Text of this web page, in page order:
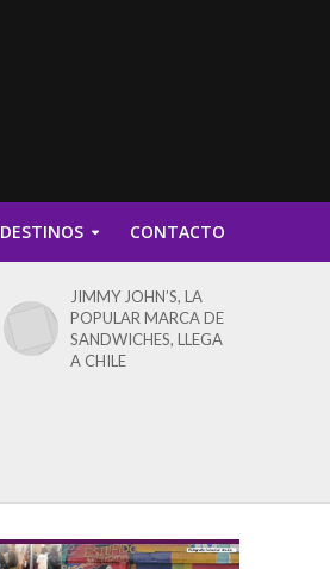
DESTINOS CONTACTO
JIMMY JOHN’S, LA
POPULAR MARCA DE
SANDWICHES, LLEGA
A CHILE